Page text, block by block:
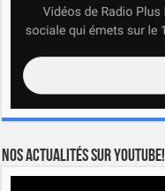
Nos actualités sur YOUTUBE!